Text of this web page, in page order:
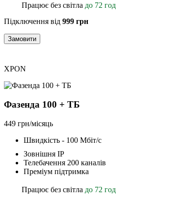
Працює без світла до 72 год
Підключення від 999 грн
Замовити
XPON
Фазенда 100 + ТБ
449 грн/місяць
Швидкість - 100 Мбіт/с
Зовнішня ІР
Телебачення 200 каналів
Преміум підтримка
Працює без світла до 72 год